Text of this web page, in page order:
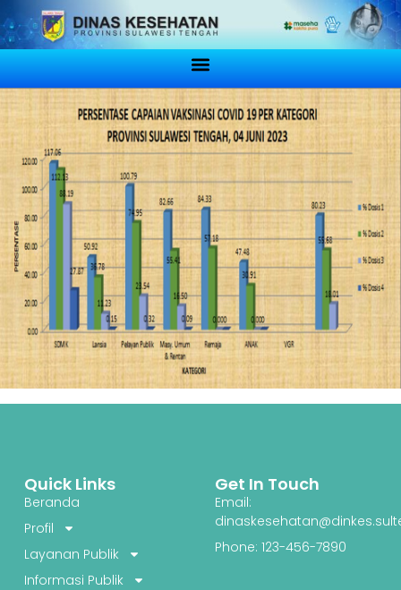
Quick Links
Beranda
Profil
Layanan Publik
Informasi Publik
Get In Touch
Email:
Phone: 123-456-7890